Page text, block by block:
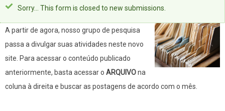
Mensagem
de
status
Sorry… This form is closed to new submissions.
A partir de agora, nosso grupo de pesquisa
passa a divulgar suas atividades neste novo
site. Para acessar o conteúdo publicado
anteriormente, basta acessar o ARQUIVOna
coluna à direita e buscar as postagens de acordo com o mês.